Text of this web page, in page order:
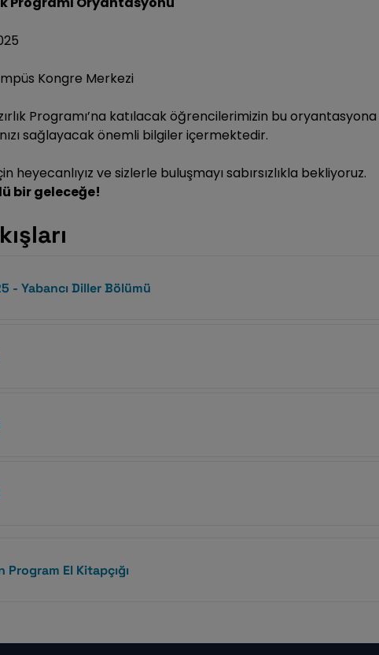
Kongre Merkezi
Programı’na katılacak öğrencilerimizin bu
sağlayacak önemli bilgiler içermektedir.
heyecanlıyız ve sizlerle buluşmayı sabırsızlıkla bekliyoruz.
bir geleceğe!
- Yabancı Diller Bölümü
El Kitapçığı